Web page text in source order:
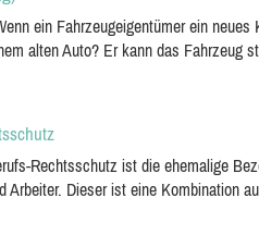
ein Fahrzeugeigentümer ein
alten Auto? Er kann das Fahrzeug
Rechtsschutz ist die ehemalige
Dieser ist eine Kombination